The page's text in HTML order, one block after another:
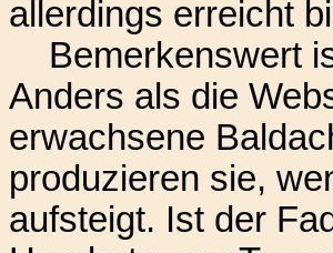
allerdings erreicht
Bemerkenswert
Anders als die
erwachsene
produzieren sie,
aufsteigt. Ist der